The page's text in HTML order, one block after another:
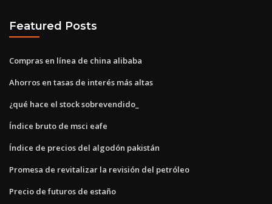
Featured Posts
Compras en línea de china alibaba
Ahorros en tasas de interés más altas
¿qué hace el stock sobrevendido_
Índice bruto de msci eafe
Índice de precios del algodón pakistán
Promesa de revitalizar la revisión del petróleo
Precio de futuros de estaño